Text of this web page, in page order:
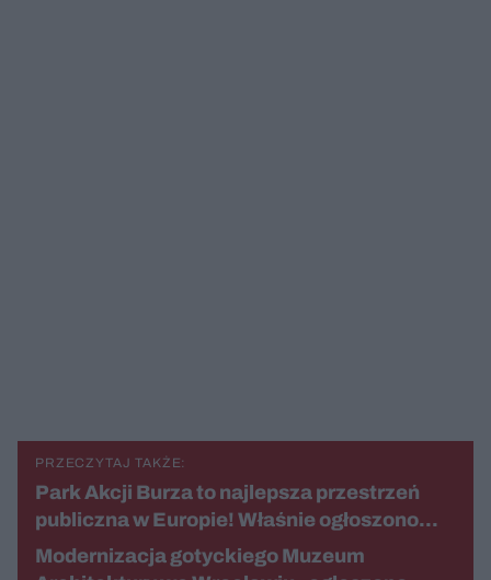
PRZECZYTAJ TAKŻE:
Park Akcji Burza to najlepsza przestrzeń
publiczna w Europie! Właśnie ogłoszono…
Modernizacja gotyckiego Muzeum